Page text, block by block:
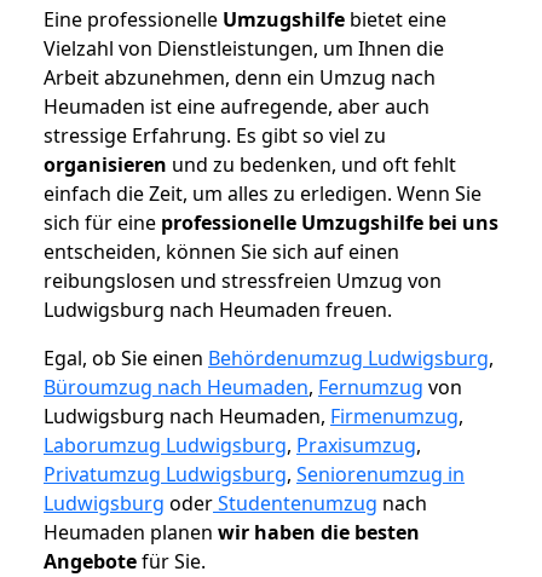
Eine professionelle Umzugshilfe bietet eine
Vielzahl von Dienstleistungen, um Ihnen die
Arbeit abzunehmen, denn ein Umzug nach
Heumaden ist eine aufregende, aber auch
stressige Erfahrung. Es gibt so viel zu
organisieren und zu bedenken, und oft fehlt
einfach die Zeit, um alles zu erledigen. Wenn Sie
sich für eine professionelle Umzugshilfe bei uns
entscheiden, können Sie sich auf einen
reibungslosen und stressfreien Umzug von
Ludwigsburg nach Heumaden freuen.
Egal, ob Sie einen Behördenumzug Ludwigsburg,
Büroumzug nach Heumaden, Fernumzug von
Ludwigsburg nach Heumaden, Firmenumzug,
Laborumzug Ludwigsburg, Praxisumzug,
Privatumzug Ludwigsburg, Seniorenumzug in
Ludwigsburg oderStudentenumzug nach
Heumaden planen wir haben die besten
Angebotefür Sie.